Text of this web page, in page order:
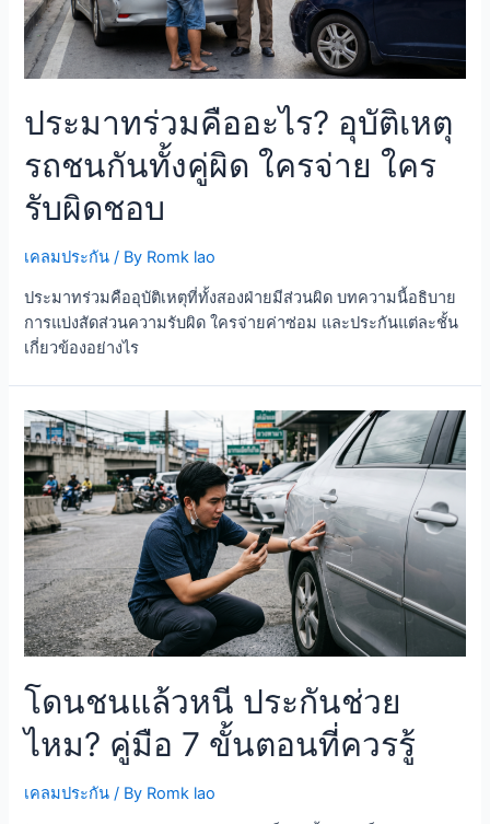
ประมาทร่วมคืออะไร? อุบัติเหตุ
รถชนกันทั้งคู่ผิด ใครจ่าย ใคร
รับผิดชอบ
เคลมประกัน / By Romk lao
ประมาทร่วมคืออุบัติเหตุที่ทั้งสองฝ่ายมีส่วนผิด บทความนี้อธิบาย
การแบ่งสัดส่วนความรับผิด ใครจ่ายค่าซ่อม และประกันแต่ละชั้น
เกี่ยวข้องอย่างไร
โดนชนแล้วหนี ประกันช่วย
ไหม? คู่มือ 7 ขั้นตอนที่ควรรู้
เคลมประกัน / By Romk lao